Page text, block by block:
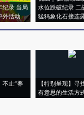
纪录 当局
外活动
水位跌破纪录 二
猛犸象化石接连
不止“养
【特别呈现】寻
有意思的生活方